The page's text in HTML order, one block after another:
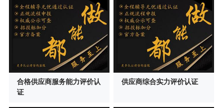
合格供应商服务能力评价认
证
供应商综合实力评价认证